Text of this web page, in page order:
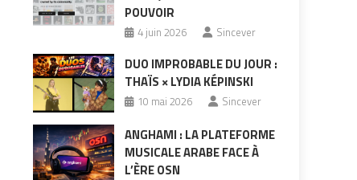
POUVOIR
4 juin 2026 Sincever
DUO IMPROBABLE DU JOUR :
THAÏS × LYDIA KÉPINSKI
10 mai 2026 Sincever
ANGHAMI : LA PLATEFORME
MUSICALE ARABE FACE À
L’ÈRE OSN